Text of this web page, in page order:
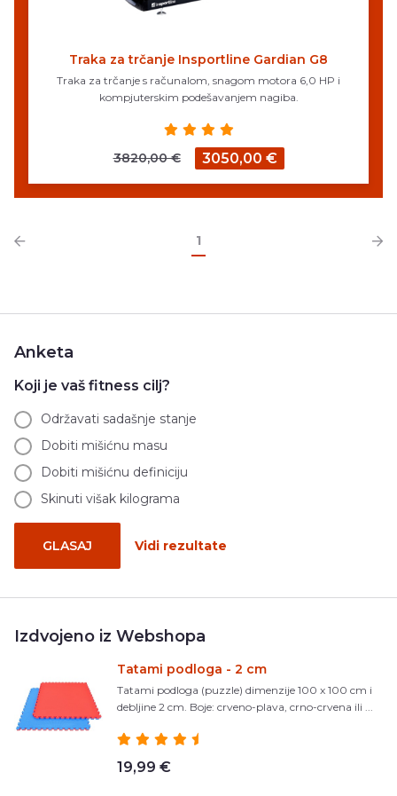
Traka za trčanje Insportline Gardian G8
Traka za trčanje s računalom, snagom motora 6,0 HP i
kompjuterskim podešavanjem nagiba.
3820,00 € 3050,00 €
1
Anketa
Koji je vaš fitness cilj?
Održavati sadašnje stanje
Dobiti mišićnu masu
Dobiti mišićnu definiciju
Skinuti višak kilograma
GLASAJ Vidi rezultate
Izdvojeno iz Webshopa
Tatami podloga - 2 cm
Tatami podloga (puzzle) dimenzije 100 x 100 cm i
debljine 2 cm. Boje: crveno-plava, crno-crvena ili ...
19,99 €